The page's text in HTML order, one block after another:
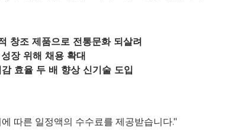
조 제품으로 전통문화 되살려
장 위해 채용 확대
효율 두 배 향상 신기술 도입
따른 일정액의 수수료를 제공받습니다."